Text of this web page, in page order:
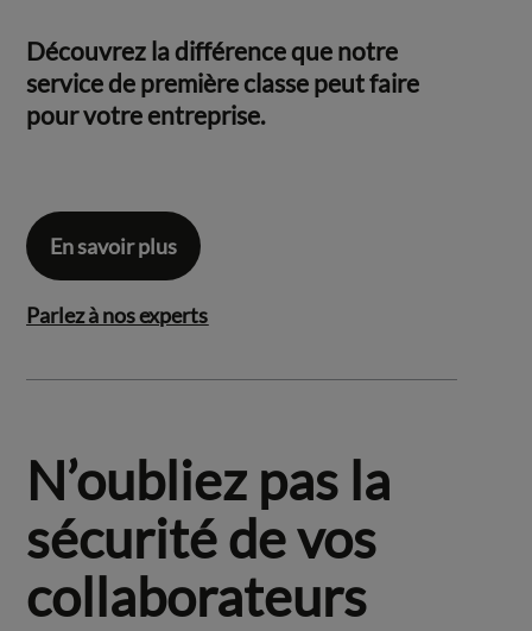
Découvrez la différence que notre
service de première classe peut faire
pour votre entreprise.
En savoir plus
Parlez à nos experts
N’oubliez pas la
sécurité de vos
collaborateurs